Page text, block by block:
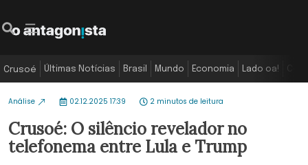
Crusoé Últimas Notícias Brasil Mundo Economia Lado oa!
Análise 02.12.2025 17:39 2 minutos de leitura
Crusoé: O silêncio revelador no
telefonema entre Lula e Trump